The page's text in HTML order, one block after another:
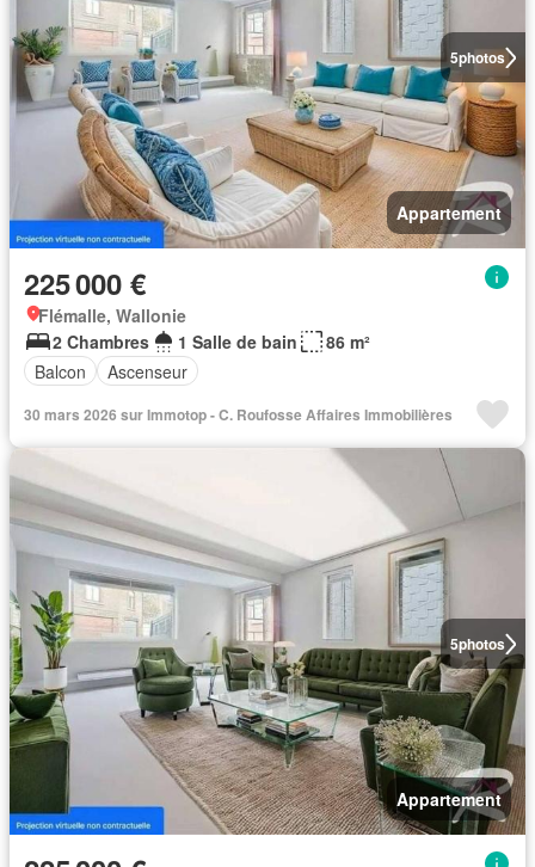
5photos
Appartement
225 000 €
Flémalle, Wallonie
2 Chambres
1 Salle de bain
86 m²
Balcon
Ascenseur
30 mars 2026 sur Immotop - C. Roufosse Affaires Immobilières
5photos
Appartement